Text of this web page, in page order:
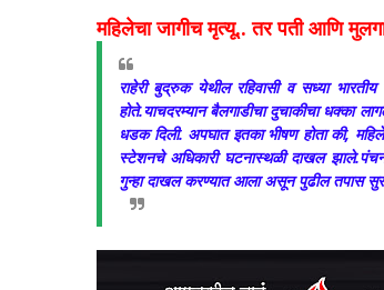
महिलेचा जागीच मृत्यू.. तर पती आणि
राहेरी बुद्रुक येथील रहिवासी व सध्या
होते.याचदरम्यान बैलगाडीचा दुचाकीचा धक्का
धडक दिली. अपघात इतका भीषण होता की,
स्टेशनचे अधिकारी घटनास्थळी दाखल
गुन्हा दाखल करण्यात आला असून पुढील तपास